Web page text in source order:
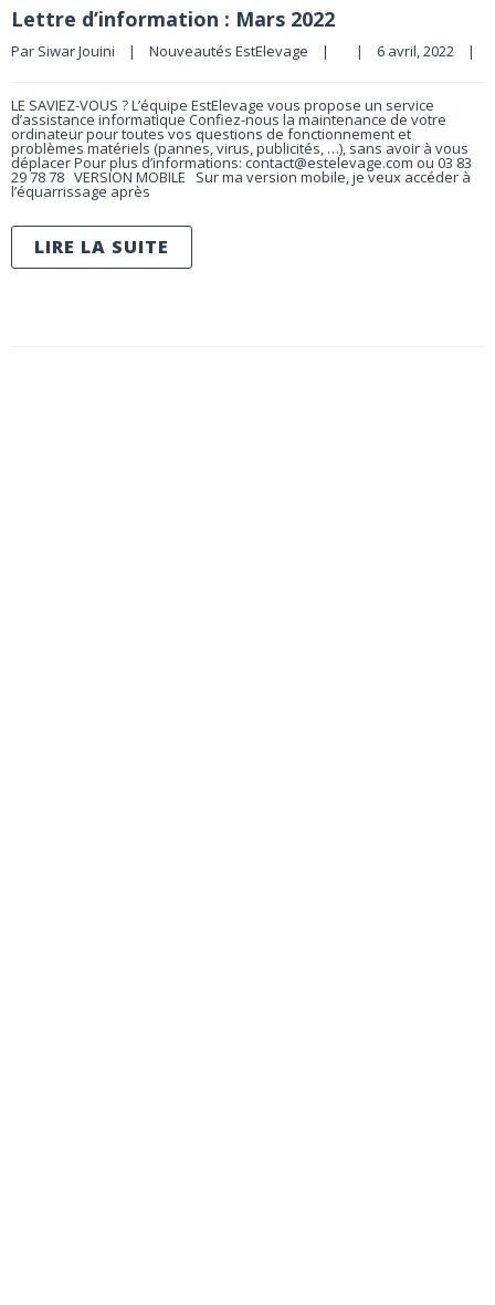
Lettre d’information : Mars 2022
Par Siwar Jouini | Nouveautés EstElevage | | 6 avril, 2022 |
LE SAVIEZ-VOUS ? L’équipe EstElevage vous propose un service
d’assistance informatique Confiez-nous la maintenance de votre
ordinateur pour toutes vos questions de fonctionnement et
problèmes matériels (pannes, virus, publicités, …), sans avoir à vous
déplacer Pour plus d’informations: contact@estelevage.com ou 03 83
29 78 78 VERSION MOBILE Sur ma version mobile, je veux accéder à
l’équarrissage après
LIRE LA SUITE